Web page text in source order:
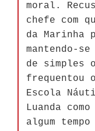
moral.
chefe com
da Marinha
mantendo-
de simples
frequentou
Escola
Luanda
algum